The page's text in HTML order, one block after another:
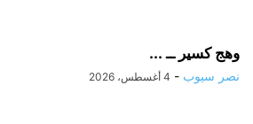
وهج كسير ــ ...
نصر سيوب - 4 أغسطس، 2026